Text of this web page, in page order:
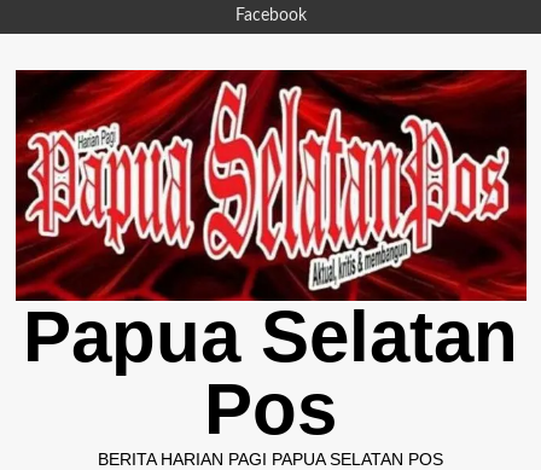
content
Facebook
Papua Selatan
Pos
BERITA HARIAN PAGI PAPUA SELATAN POS